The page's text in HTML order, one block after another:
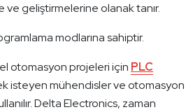
ve geliştirmelerine olanak tanır.
modlarına sahiptir.
otomasyon projeleri için PLC
isteyen mühendisler ve otomasyon
Delta Electronics, zaman